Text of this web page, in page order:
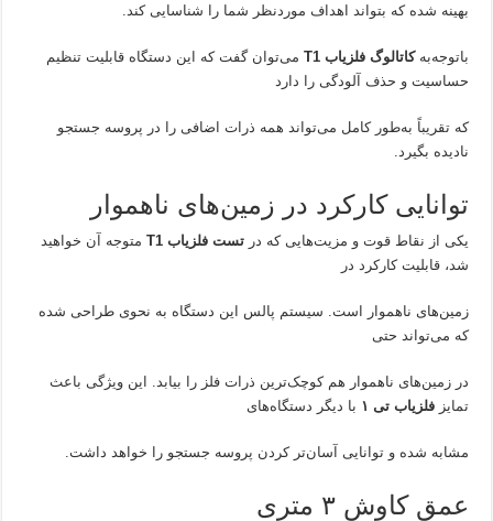
بهینه شده که بتواند اهداف موردنظر شما را شناسایی کند.
باتوجه‌به کاتالوگ فلزیابT1 می‌توان گفت که این دستگاه قابلیت تنظیم
حساسیت و حذف آلودگی را دارد
که تقریباً به‌طور کامل می‌تواند همه ذرات اضافی را در پروسه جستجو
نادیده بگیرد.
توانایی کارکرد در زمین‌های ناهموار
یکی از نقاط قوت و مزیت‌هایی که درتست فلزیابT1 متوجه آن خواهید
شد، قابلیت کارکرد در
زمین‌های ناهموار است. سیستم پالس این دستگاه به نحوی طراحی شده
که می‌تواند حتی
در زمین‌های ناهموار هم کوچک‌ترین ذرات فلز را بیابد. این ویژگی باعث
تمایزفلزیاب تی ۱ با دیگر دستگاه‌های
مشابه شده و توانایی آسان‌تر کردن پروسه جستجو را خواهد داشت.
عمق کاوش ۳ متری